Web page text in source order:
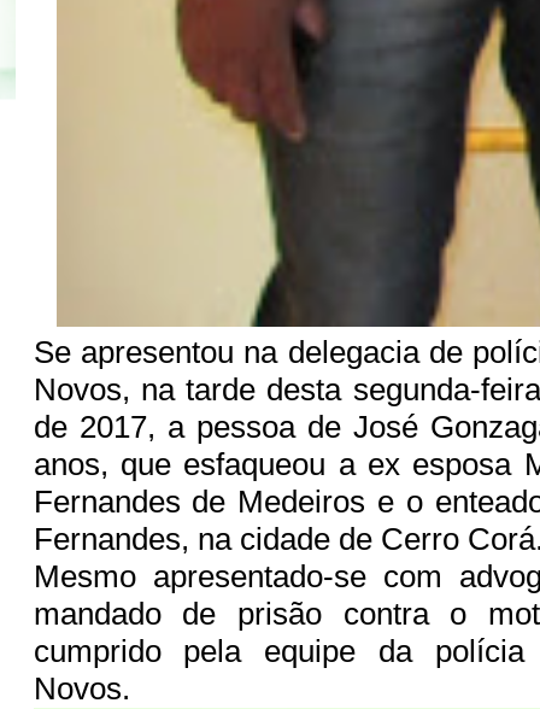
Se apresentou na delegacia de
Novos, na tarde desta segunda-
de 2017, a pessoa de José
anos, que esfaqueou a ex esposa
Fernandes de Medeiros e o
Fernandes, na cidade de Cerro
Mesmo apresentado-se com
mandado de prisão contra o
cumprido pela equipe da
Novos.